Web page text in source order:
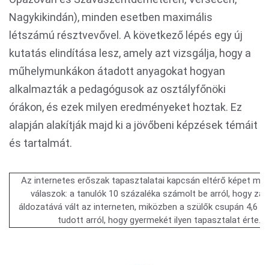
Nagykikindán), minden esetben maximális
létszámú résztvevővel. A következő lépés egy új
kutatás elindítása lesz, amely azt vizsgálja, hogy a
műhelymunkákon átadott anyagokat hogyan
alkalmazták a pedagógusok az osztályfőnöki
órákon, és ezek milyen eredményeket hoztak. Ez
alapján alakítják majd ki a jövőbeni képzések témáit
és tartalmát.
Az internetes erőszak tapasztalatai kapcsán eltérő képet
válaszok: a tanulók 10 százaléka számolt be arról, hogy
áldozatává vált az interneten, miközben a szülők csupán 4,6
tudott arról, hogy gyermekét ilyen tapasztalat érte.